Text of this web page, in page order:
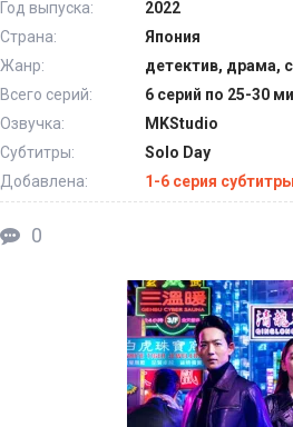
Год выпуска:
2022
Страна:
Япония
Жанр:
детектив, драма,
Всего серий:
6 серий по 25-30
Озвучка:
MKStudio
Субтитры:
Solo Day
Добавлена:
1-6 серия
0